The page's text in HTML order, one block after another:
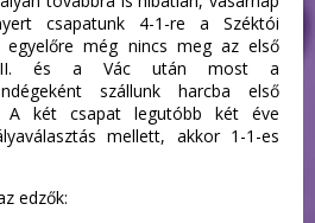
csapatunk 4-1-re a Széktói
egyelőre még nincs meg az első
II. és a Vác után most a
szállunk harcba első
A két csapat legutóbb két éve
mellett, akkor 1-1-es
edzők: